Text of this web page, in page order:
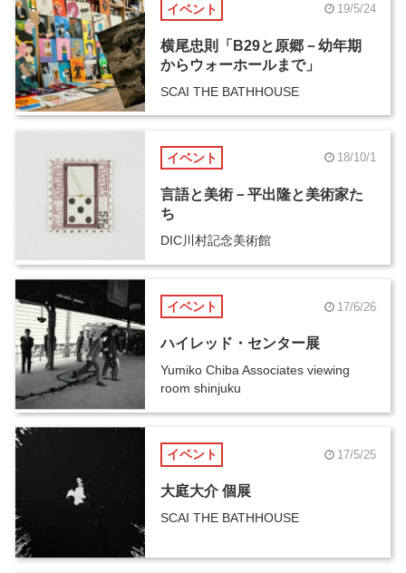
イベント 19/5/24
横尾忠則「B29と原郷－幼年期
からウォーホールまで」
SCAI THE BATHHOUSE
イベント 18/10/1
言語と美術－平出隆と美術家た
ち
DIC川村記念美術館
イベント 17/6/26
ハイレッド・センター展
Yumiko Chiba Associates viewing
room shinjuku
イベント 17/5/25
大庭大介 個展
SCAI THE BATHHOUSE